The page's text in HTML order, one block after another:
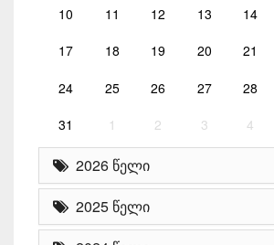
10 11 12 13 14
17 18 19 20 21
24 25 26 27 28
31 1 2 3 4
2026 წელი
2025 წელი